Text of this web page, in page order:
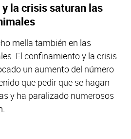
la crisis saturan las
mella también en las
El confinamiento y la crisis
un aumento del número
que pedir que se hagan
y ha paralizado numerosos